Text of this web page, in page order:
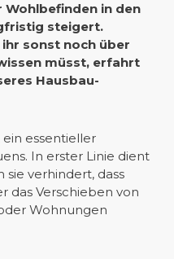
in den
steigert.
sonst noch über
müsst, erfahrt
Hausbau-
essentieller
In erster Linie dient
sie verhindert, dass
das Verschieben von
Wohnungen